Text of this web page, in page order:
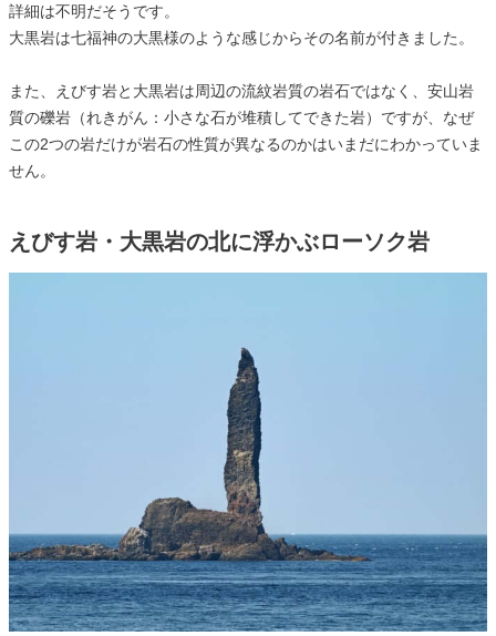
詳細は不明だそうです。
大黒岩は七福神の大黒様のような感じからその名前が付きました。
また、えびす岩と大黒岩は周辺の流紋岩質の岩石ではなく、安山岩
質の礫岩（れきがん：小さな石が堆積してできた岩）ですが、なぜ
この2つの岩だけが岩石の性質が異なるのかはいまだにわかっていま
せん。
えびす岩・大黒岩の北に浮かぶローソク岩